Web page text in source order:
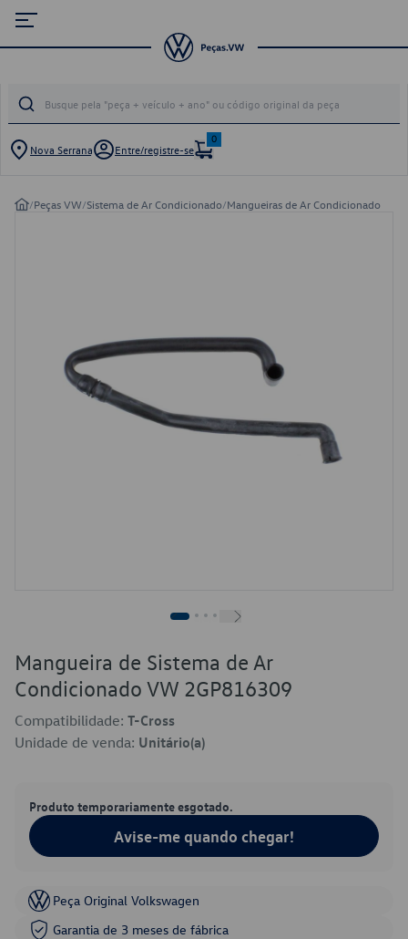
Nova Serrana Entre/registre-se
0
/Peças VW/Sistema de Ar Condicionado/Mangueiras de Ar Condicionado
Mangueira de Sistema de Ar
Condicionado VW 2GP816309
Compatibilidade: T-Cross
Unidade de venda: Unitário(a)
Produto temporariamente esgotado.
Avise-me quando chegar!
Peça Original Volkswagen
Garantia de 3 meses de fábrica